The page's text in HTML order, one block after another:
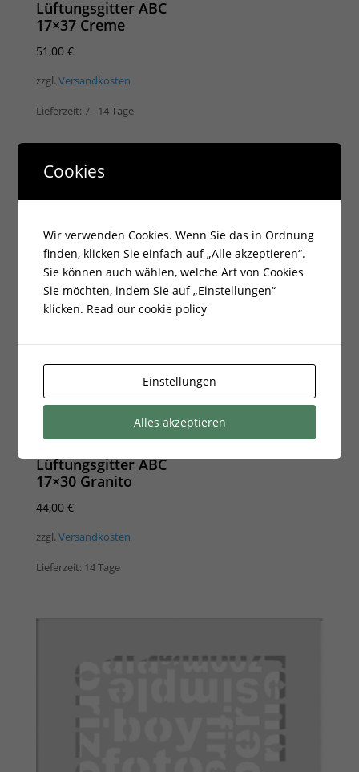
Lüftungsgitter ABC
17×37 Creme
51,00 €
zzgl. Versandkosten
Lieferzeit: 7 - 14 Tage
Lüftungsgitter ABC
17×30 Granito
44,00 €
zzgl. Versandkosten
Lieferzeit: 14 Tage
Cookies
Wir verwenden Cookies. Wenn Sie das in Ordnung
finden, klicken Sie einfach auf „Alle akzeptieren“.
Sie können auch wählen, welche Art von Cookies
Sie möchten, indem Sie auf „Einstellungen“
klicken. Read our cookie policy
Einstellungen
Alles akzeptieren